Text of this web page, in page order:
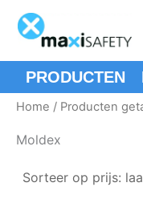
naar
inhoudPRODUCTEN
Home / Producten
Moldex